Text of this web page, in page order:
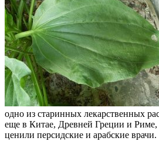
одно из старинных лекарственных
еще в Китае, Древней Греции и Риме,
ценили персидские и арабские врачи.